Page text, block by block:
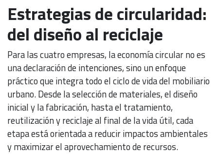
Estrategias de circularidad:
del diseño al reciclaje
Para las cuatro empresas, la economía circular no es
una declaración de intenciones, sino un enfoque
práctico que integra todo el ciclo de vida del mobiliario
urbano. Desde la selección de materiales, el diseño
inicial y la fabricación, hasta el tratamiento,
reutilización y reciclaje al final de la vida útil, cada
etapa está orientada a reducir impactos ambientales
y maximizar el aprovechamiento de recursos.